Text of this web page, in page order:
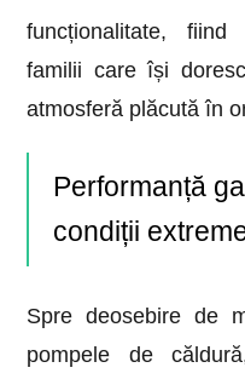
funcționalitate,
familii care își
atmosferă plăcută în
Performanță
condiții
Spre deosebire de
pompele de